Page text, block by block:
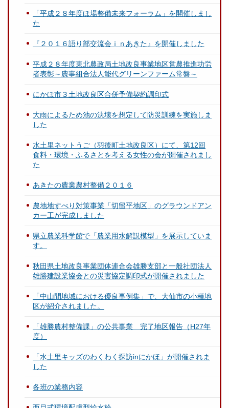
「平成２８年度ほ場整備未来フォーラム」を開催しまし
た
『２０１６語り部交流会ｉｎあきた』を開催しました
平成２８年度東北農政局土地改良事業地区営農推進功労
者表彰～農事組合法人能代グリーンファーム常盤～
にかほ市３土地改良区合併予備契約調印式
大雨によるため池の決壊を想定して防災訓練を実施しま
した
水土里ネットうご（羽後町土地改良区）にて、第12回
食料・環境・ふるさとを考える女性の会が開催されまし
た
あきたの農業農村整備２０１６
農地地すべり対策事業「切留平地区」のグラウンドアン
カー工が完成しました
県立農業科学館で「農業用水解説模型」を展示していま
す。
秋田県土地改良事業団体連合会雄勝支部と一般社団法人
雄勝建設業協会との災害協定調印式が開催されました
「中山間地域における優良事例集」で、大仙市の小種地
区が紹介されました。
「雄勝農村整備課」の公共事業 完了地区報告（H27年
度）
「水土里キッズのわくわく探訪inにかほ」が開催されま
した
各班の業務内容